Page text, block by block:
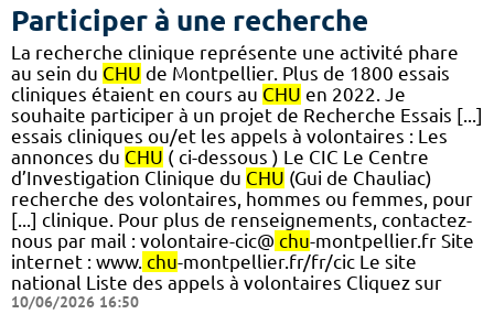
Participer à une recherche
La recherche clinique représente une activité phare
au sein du CHU de Montpellier. Plus de 1800 essais
cliniques étaient en cours au CHU en 2022. Je
souhaite participer à un projet de Recherche Essais [...]
essais cliniques ou/et les appels à volontaires : Les
annonces du CHU ( ci-dessous ) Le CIC Le Centre
d’Investigation Clinique du CHU (Gui de Chauliac)
recherche des volontaires, hommes ou femmes, pour
[...] clinique. Pour plus de renseignements, contactez-
nous par mail : volontaire-cic@ chu-montpellier.fr Site
internet : www. chu-montpellier.fr/fr/cic Le site
national Liste des appels à volontaires Cliquez sur
10/06/2026 16:50